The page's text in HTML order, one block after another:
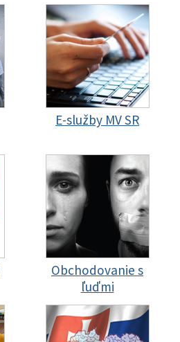
E-služby MV SR
Obchodovanie s
ľuďmi